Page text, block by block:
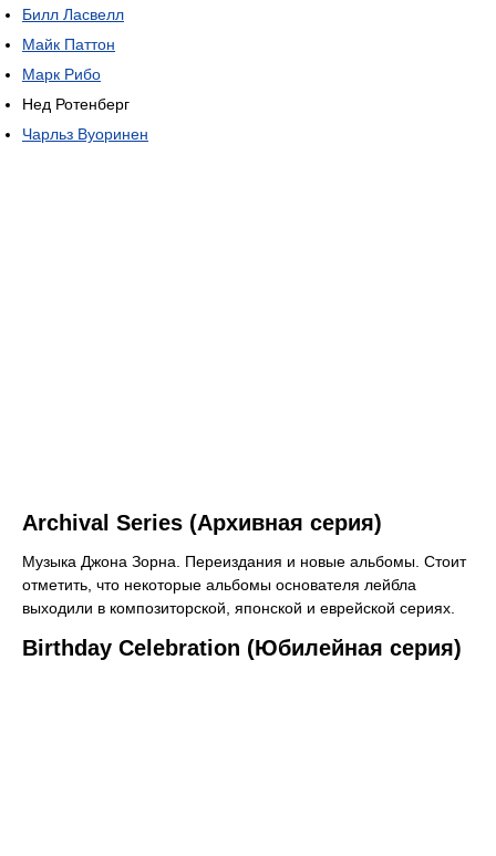
Билл Ласвелл
Майк Паттон
Марк Рибо
Нед Ротенберг
Чарльз Вуоринен
Archival Series (Архивная серия)
Музыка Джона Зорна. Переиздания и новые альбомы. Стоит
отметить, что некоторые альбомы основателя лейбла
выходили в композиторской, японской и еврейской сериях.
Birthday Celebration (Юбилейная серия)